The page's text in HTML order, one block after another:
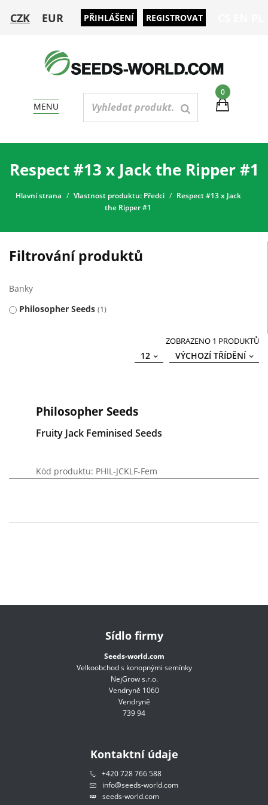
CZK EUR PŘIHLÁŠENÍ REGISTROVAT
0
MENU
Respect #13 x Jack the Ripper #1
Hlavní strana Vlastnost produktu: Předci
Respect #13 x Jack
the Ripper #1
Filtrování produktů
Banky
Philosopher Seeds 1
ZOBRAZENO 1 PRODUKTŮ
VÝCHOZÍ TŘÍDĚNÍ
12
Philosopher Seeds
Fruity Jack Feminised Seeds
Kód produktu: PHIL-JCKLF-Fem
Sídlo firmy
Seeds-world.com
Velkoobchod s konopnými semínky
NejGrow s.r.o.
Vendryně 1060
Vendryně
739 94
Kontaktní údaje
+420 728 766 588
info@seeds-world.com
seeds-world.com